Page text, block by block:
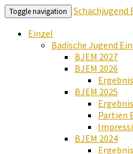
Toggle navigation
Schachjugend
Einzel
Badische Jugend
BJEM 2027
BJEM 2026
BJEM 2025
Partien
BJEM 2024